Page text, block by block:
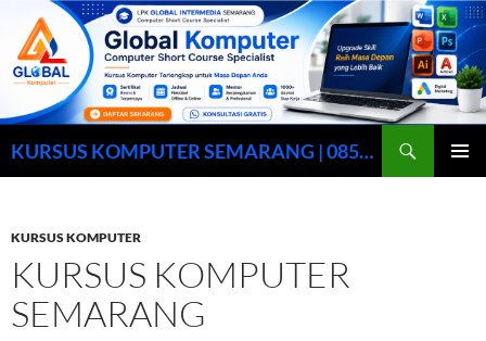
KURSUS KOMPUTER SEMARANG | 0857-0158-9003
KURSUS KOMPUTER
KURSUS KOMPUTER
SEMARANG